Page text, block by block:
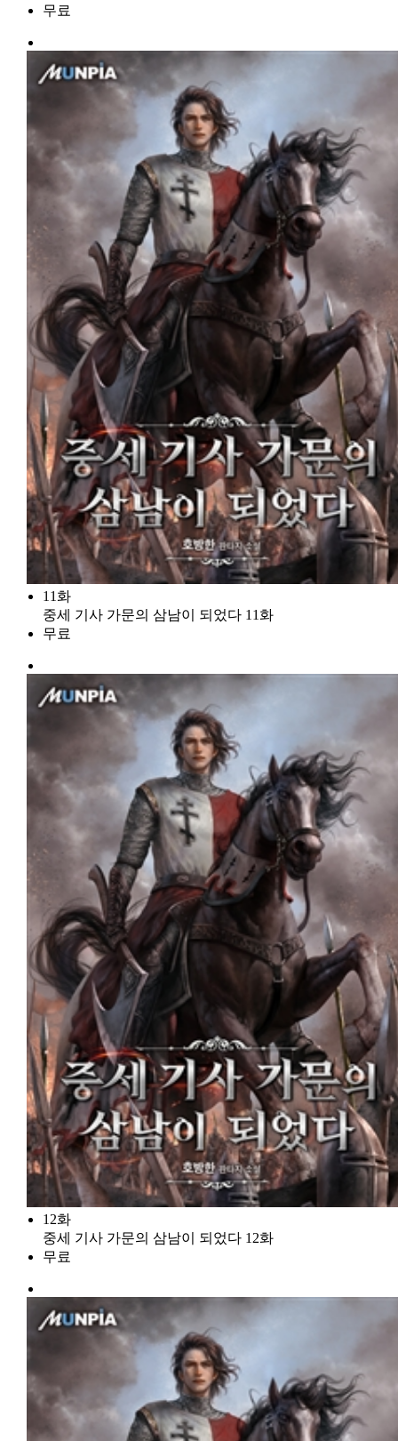
무료
11화
중세 기사 가문의 삼남이 되었다 11화
무료
12화
중세 기사 가문의 삼남이 되었다 12화
무료